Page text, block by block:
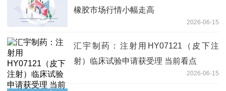
橡胶市场行情小幅走高
2026-06-15
汇宇制药：注射用HY07121（皮下注
射）临床试验申请获受理 当前看点
2026-06-15